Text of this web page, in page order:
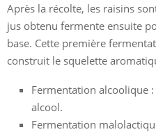
Après la récolte, les raisins
jus obtenu fermente ensuite
base. Cette première
construit le squelette
Fermentation alcoolique
alcool.
Fermentation